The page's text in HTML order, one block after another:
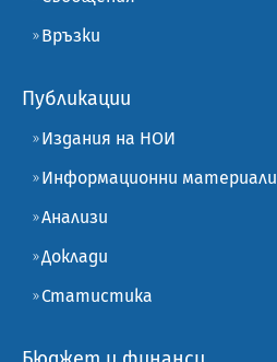
Връзки
Публикации
Издания на НОИ
Информационни материали
Анализи
Доклади
Статистика